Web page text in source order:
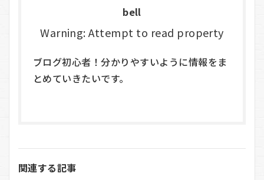
bell
Warning: Attempt to read property
ブログ初心者！分かりやすいように情報をま
とめていきたいです。
関連する記事